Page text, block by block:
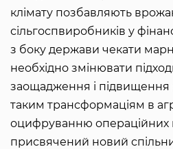
клімату позбавляють
сільгоспвиробників у
з боку держави чекати
необхідно змінювати
заощадження і підвищення
таким трансформаціям в
оцифруванню операційних
присвячений новий